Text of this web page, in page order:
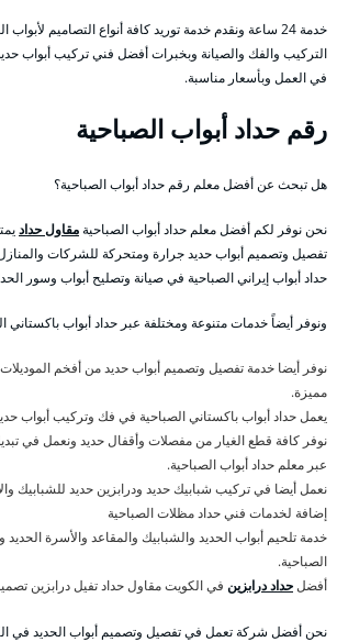
خدمة 24 ساعة ونقدم خدمة توريد كافة أنواع التصاميم
التركيب والفك والصيانة وبخبرات أفضل فني تركيب أبواب
في العمل وبأسعار مناسبة.
رقم حداد أبواب الصباحية
هل تبحث عن أفضل معلم رقم حداد أبواب الصباحية؟
نحن نوفر لكم أفضل معلم حداد أبواب الصباحيةمقاول حداد
تفصيل وتصميم أبواب حديد جرارة ومتحركة للشركات
حداد أبواب إيراني الصباحية في صيانة وتصليح أبواب وسور
ونوفر أيضاً خدمات متنوعة ومختلفة عبر حداد أبواب باكستاني
نوفر أيضا خدمة تفصيل وتصميم أبواب حديد من أفخم
مميزة.
يعمل حداد أبواب باكستاني الصباحية في فك وتركيب أبواب
نوفر كافة قطع الغيار من مفصلات وأقفال حديد ونعمل في
عبر معلم حداد أبواب الصباحية.
نعمل أيضا في تركيب شبابيك حديد ودرابزين حديد للشبابيك
إضافة لخدمات فني حداد مظلات الصباحية
خدمة تلحيم أبواب الحديد والشبابيك والمقاعد والأسرة الحديد
الصباحية.
أفضلحداد درابزين في الكويت مقاول حداد تفيل درابزين تصميم
نحن أفضل شركة تعمل في تفصيل وتصميم أبواب الحديد في